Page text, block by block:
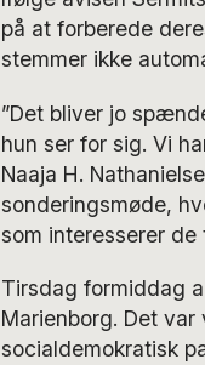
på at forberede
stemmer ikke
”Det bliver jo
hun ser for sig. Vi
Naaja H.
sonderingsmøde,
som interesserer
Tirsdag formiddag
Marienborg. Det
socialdemokratisk